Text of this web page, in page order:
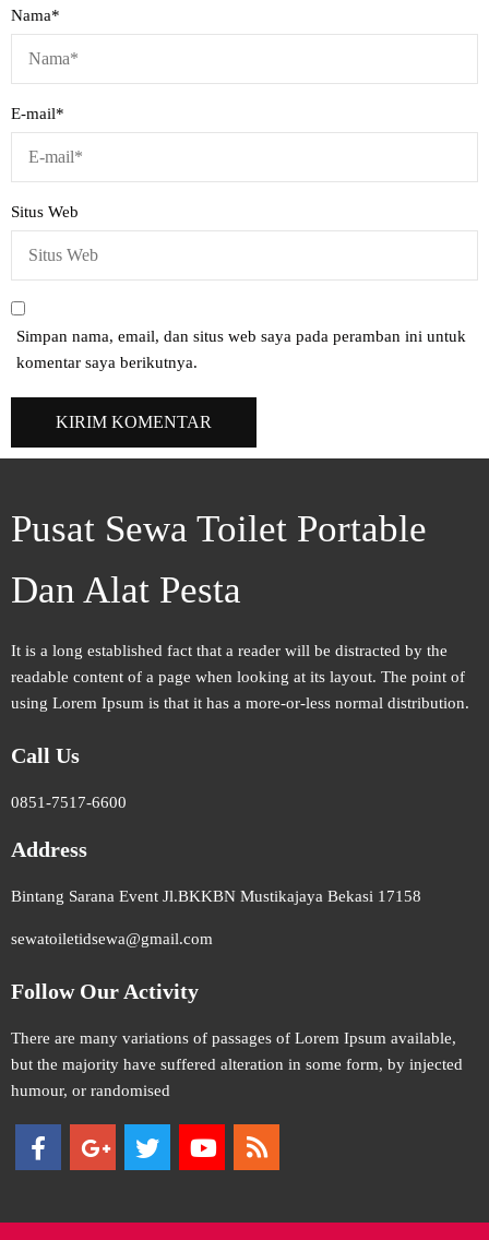
Nama*
E-mail*
Situs Web
Simpan nama, email, dan situs web saya pada peramban ini untuk
komentar saya berikutnya.
Pusat Sewa Toilet Portable
Dan Alat Pesta
It is a long established fact that a reader will be distracted by the
readable content of a page when looking at its layout. The point of
using Lorem Ipsum is that it has a more-or-less normal distribution.
Call Us
0851-7517-6600
Address
Bintang Sarana Event Jl.BKKBN Mustikajaya Bekasi 17158
sewatoiletidsewa@gmail.com
Follow Our Activity
There are many variations of passages of Lorem Ipsum available,
but the majority have suffered alteration in some form, by injected
humour, or randomised